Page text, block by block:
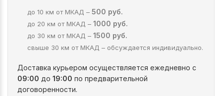
до 10 км от МКАД – 500 руб.
до 20 км от МКАД – 1000 руб.
до 30 км от МКАД – 1500 руб.
свыше 30 км от МКАД – обсуждается индивидуально.
Доставка курьером осуществляется ежедневно с
09:00 до 19:00 по предварительной
договоренности.